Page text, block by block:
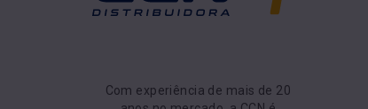
Com experiência de mais de 20